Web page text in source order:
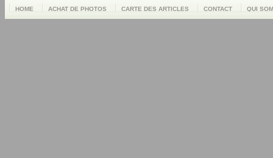
HOME ACHAT DE PHOTOS CARTE DES ARTICLES CONTACT QUI